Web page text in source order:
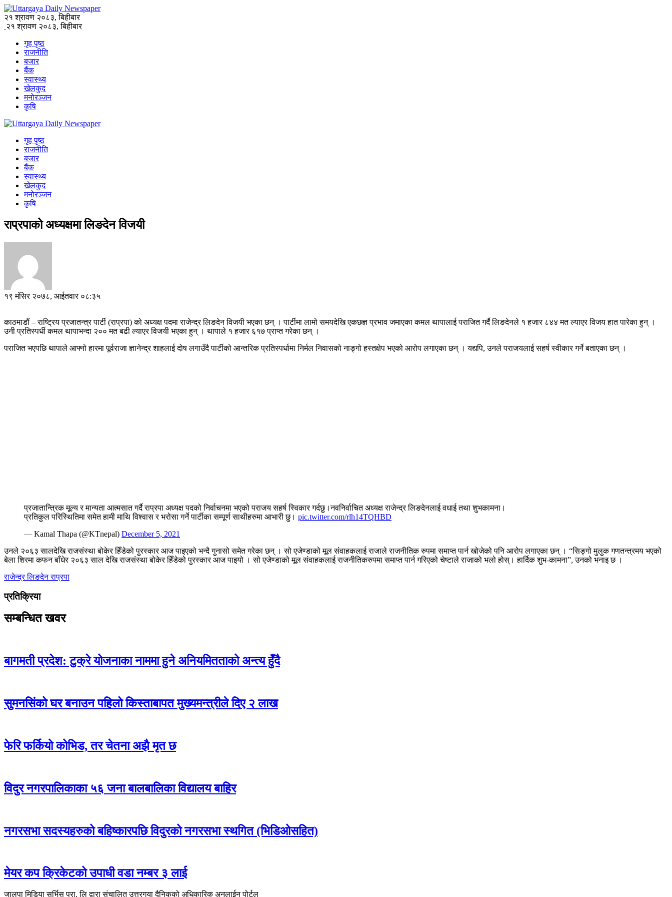
२१ श्रावण २०८३, बिहीबार
२१ श्रावण २०८३, बिहीबार
गृह पृष्ठ
राजनीति
बजार
बैंक
स्वास्थ्य
खेलकुद
मनोरञ्जन
कृषि
गृह पृष्ठ
राजनीति
बजार
बैंक
स्वास्थ्य
खेलकुद
मनोरञ्जन
कृषि
राप्रपाको अध्यक्षमा लिङदेन विजयी
१९ मंसिर २०७८, आईतवार ०८:३५
काठमाडौं – राष्ट्रिय प्रजातन्त्र पार्टी (राप्रपा) को अध्यक्ष पदमा राजेन्द्र लिङदेन विजयी भएका छन् । पार्टीमा लामो समयदेखि एकछज्ञ प्रभाव जमाएका कमल थापालाई पराजित गर्दै लिङदेनले १ हजार ८४४ मत ल्याएर विजय हात पारेका हुन् ।
उनी प्रतिस्पर्धी कमल थापाभन्दा २०० मत बढी ल्याएर विजयी भएका हुन् । थापाले १ हजार ६१७ प्राप्त गरेका छन् ।
पराजित भएपछि थापाले आफ्नो हारमा पूर्वराजा ज्ञानेन्द्र शाहलाई दोष लगाउँदै पार्टीको आन्तरिक प्रतिस्पर्धामा निर्मल निवासको नाङ्गो हस्तक्षेप भएको आरोप लगाएका छन् । यद्यपि, उनले पराजयलाई सहर्ष स्वीकार गर्ने बताएका छन् ।
प्रजातान्त्रिक मूल्य र मान्यता आत्मसात गर्दै राप्रपा अध्यक्ष पदको निर्वाचनमा भएको पराजय सहर्ष स्विकार गर्दछु।नवनिर्वाचित अध्यक्ष राजेन्द्र लिङदेनलाई वधाई तथा शुभकामना।
प्रतिकुल परिस्थितिमा समेत हामी माथि विश्वास र भरोसा गर्ने पार्टीका सम्पूर्ण साथीहरुमा आभारी छु। pic.twitter.com/rlh14TQHBD
— Kamal Thapa (@KTnepal) December 5, 2021
उनले २०६३ सालदेखि राजसंस्था बोकेर हिँडेको पुरस्कार आज पाइएको भन्दै गुनासो समेत गरेका छन् । सो एजेण्डाको मूल संवाहकलाई राजाले राजनीतिक रुपमा समाप्त पार्न खोजेको पनि आरोप लगाएका छन् । “सिङ्गो मुलुक गणतन्त्रमय भएको
बेला शिरमा कफन बाँधेर २०६३ साल देखि राजसंस्था बोकेर हिँडेको पुरस्कार आज पाइयो । सो एजेण्डाको मूल संवाहकलाई राजनीतिकरुपमा समाप्त पार्न गरिएको चेष्टाले राजाको भलो होस्। हार्दिक शुभ-कामना”, उनको भनाइ छ ।
राजेन्द्र लिङदेनराप्रपा
प्रतिक्रिया
सम्बन्धित खवर
बागमती प्रदेश: टुक्रे योजनाका नाममा हुने अनियमितताको अन्त्य हुँदै
सुमनसिंको घर बनाउन पहिलो किस्ताबापत मुख्यमन्त्रीले दिए २ लाख
फेरि फर्कियो कोभिड, तर चेतना अझै मृत छ
विदुर नगरपालिकाका ५६ जना बालबालिका विद्यालय बाहिर
नगरसभा सदस्यहरुको बहिष्कारपछि विदुरको नगरसभा स्थगित (भिडिओसहित)
मेयर कप क्रिकेटको उपाधी वडा नम्बर ३ लाई
जालपा मिडिया सर्भिस प्रा. लि द्वारा संचालित उत्तरगया दैनिकको अधिकारिक अनलाईन पोर्टल